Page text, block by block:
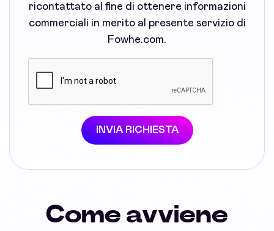
ricontattato al fine di ottenere informazioni
commerciali in merito al presente servizio di
Fowhe.com.
INVIA RICHIESTA
Come avviene